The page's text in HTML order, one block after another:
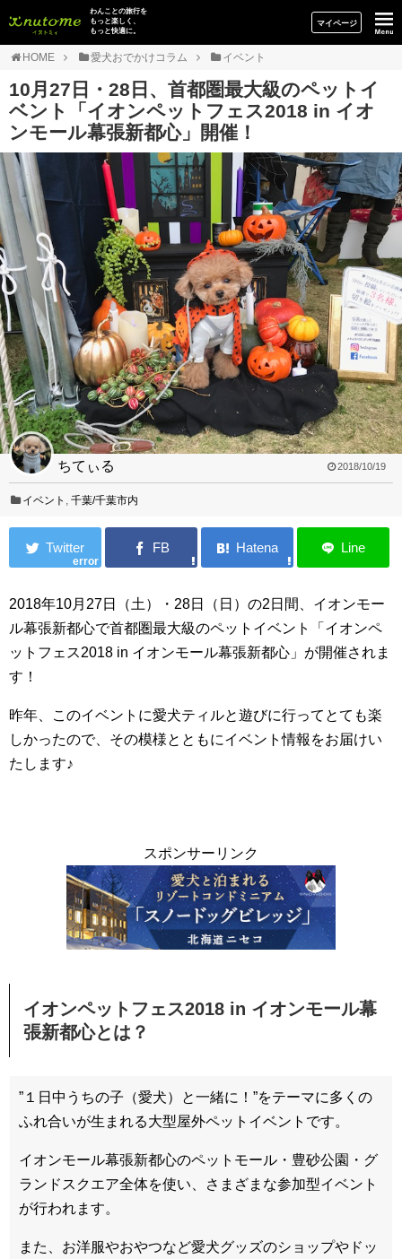
イヌトミィ
わんことの旅行を
もっと楽しく、
もっと快適に。
マイページ
HOME 愛犬おでかけコラム イベント
10月27日・28日、首都圏最大級のペットイ
ベント「イオンペットフェス2018 in イオ
ンモール幕張新都心」開催！
ちてぃる 2018/10/19
イベント ,千葉/千葉市内
error
2018年10月27日（土）・28日（日）の2日間、イオンモー
ル幕張新都心で首都圏最大級のペットイベント「イオンペ
ットフェス2018 in イオンモール幕張新都心」が開催されま
す！
昨年、このイベントに愛犬ティルと遊びに行ってとても楽
しかったので、その模様とともにイベント情報をお届けい
たします♪
スポンサーリンク
イオンペットフェス2018 in イオンモール幕
張新都心とは？
”１日中うちの子（愛犬）と一緒に！”をテーマに多くの
ふれ合いが生まれる大型屋外ペットイベントです。
イオンモール幕張新都心のペットモール・豊砂公園・グ
ランドスクエア全体を使い、さまざまな参加型イベント
が行われます。
また、お洋服やおやつなど愛犬グッズのショップやドッ